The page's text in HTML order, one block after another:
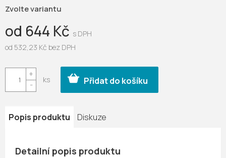
od 644 Kč
od 532,23 Kč bez DPH
cena:
Zvolte variantu
Přidat do košíku
Popis produktu Diskuze
Detailní popis produktu